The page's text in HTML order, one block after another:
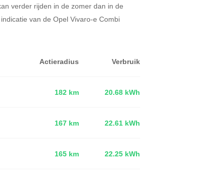
verder rijden in de zomer dan in de
van de Opel Vivaro-e Combi
Actieradius Verbruik
182 km 20.68 kWh
167 km 22.61 kWh
165 km 22.25 kWh